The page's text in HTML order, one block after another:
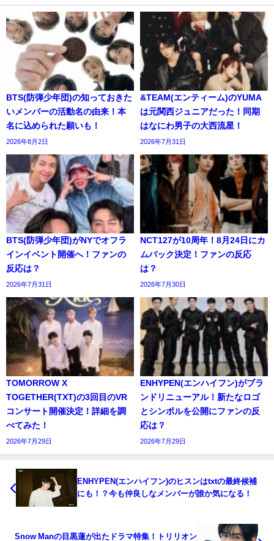
BTS(防弾少年団)の知っておきた
いメンバーの活動名の由来！本
名に込められた願いも！
2026年8月2日
&TEAM(エンティーム)のYUMA
は元関西ジュニアだった！同期
はなにわ男子の大西流星！
2026年7月31日
BTS(防弾少年団)がNYでオフラ
インイベント開催へ！ファンの
反応は？
2026年7月31日
NCT127が10周年！8月24日にカ
ムバック決定！ファンの反応
は？
2026年7月30日
TOMORROW X
TOGETHER(TXT)の3回目のVR
コンサート開催決定！詳細を調
べてみた！
2026年7月29日
ENHYPEN(エンハイフン)がブラ
ンドリニューアル！新たなロゴ
とシンボルを公開にファンの反
応は？
2026年7月29日
ENHYPEN(エンハイフン)のヒスンはtxtの最終候補
にも！？今も仲良しなメンバーが誰か気になる！
Snow Manの目黒蓮が出たドラマ特集！トリリオン